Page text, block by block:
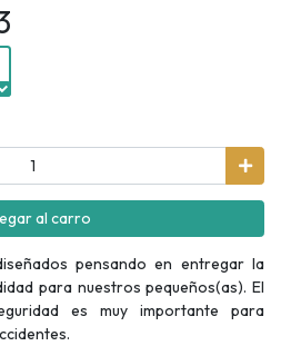
al carro
pensando en entregar la
para nuestros pequeños(as). El
es muy importante para